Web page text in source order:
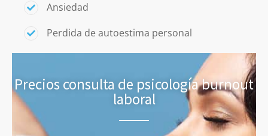
Ansiedad
Perdida de autoestima personal
Precios consulta de psicología burnout
laboral